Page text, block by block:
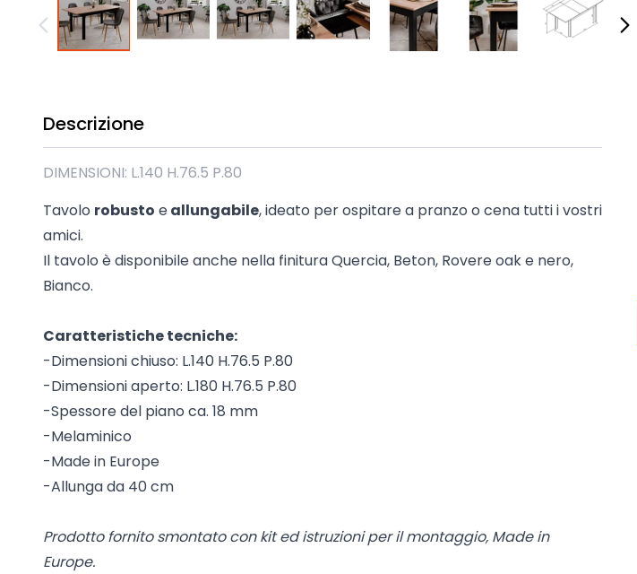
Madie industrial New York
Mobili sala moderna Piccione
Descrizione
DIMENSIONI: L.140 H.76.5 P.80
Tavolo robusto eallungabile, ideato per ospitare a pranzo o cena tutti i vostri
amici.
Il tavolo è disponibile anche nella finitura Quercia, Beton, Rovere oak e nero,
Bianco.
Caratteristiche tecniche:
-Dimensioni chiuso: L.140 H.76.5 P.80
-Dimensioni aperto: L.180 H.76.5 P.80
-Spessore del piano ca. 18 mm
-Melaminico
-Made in Europe
-Allunga da 40 cm
Prodotto fornito smontato con kit ed istruzioni per il montaggio, Made in
Europe.